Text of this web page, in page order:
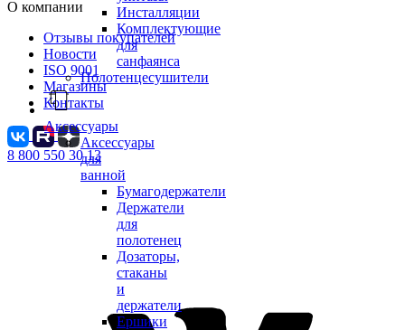
Инсталляции
Комплектующие
для
санфаянса
Полотенцесушители
Аксессуары
Аксессуары
для
ванной
Бумагодержатели
Держатели
для
полотенец
Дозаторы,
стаканы
и
держатели
Ершики
О компании
Отзывы покупателей
Новости
ISO 9001
Магазины
Контакты
8 800 550 30 13